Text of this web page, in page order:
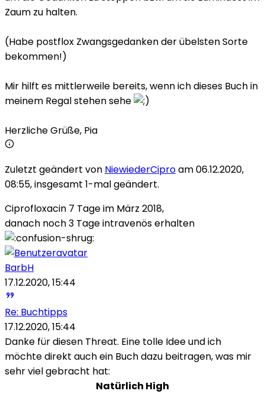
Zaum zu halten.
(Habe postflox Zwangsgedanken der übelsten Sorte
bekommen!)
Mir hilft es mittlerweile bereits, wenn ich dieses Buch in
meinem Regal stehen sehe
Herzliche Grüße, Pia
Zuletzt geändert von NiewiederCiproam 06.12.2020,
08:55, insgesamt 1-mal geändert.
Ciprofloxacin 7 Tage im März 2018,
danach noch 3 Tage intravenös erhalten
BarbH
17.12.2020, 15:44
Re: Buchtipps
17.12.2020, 15:44
Danke für diesen Threat. Eine tolle Idee und ich
möchte direkt auch ein Buch dazu beitragen, was mir
sehr viel gebracht hat:
Natürlich High